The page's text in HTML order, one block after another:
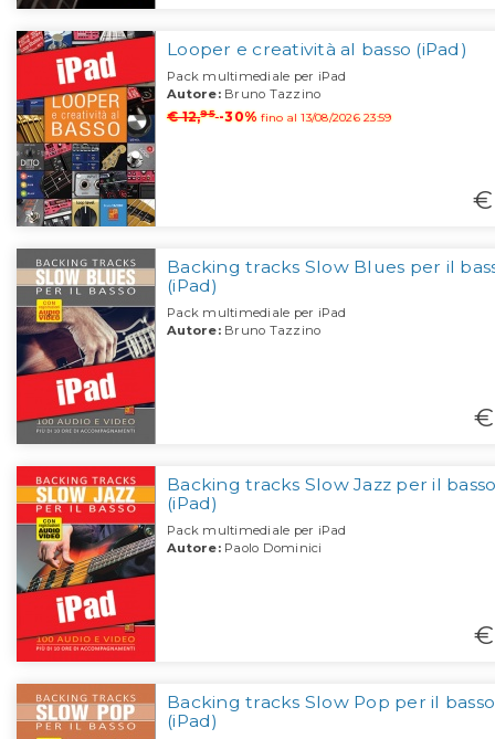
Looper e creatività al basso (iPad)
Pack multimediale per iPad
Autore:Bruno Tazzino
€ 12,95 -30%fino al 13/08/2026 23:59
€
Backing tracks Slow Blues per il
(iPad)
Pack multimediale per iPad
Autore:Bruno Tazzino
Backing tracks Slow Jazz per il
(iPad)
Pack multimediale per iPad
Autore:Paolo Dominici
Backing tracks Slow Pop per il basso
(iPad)